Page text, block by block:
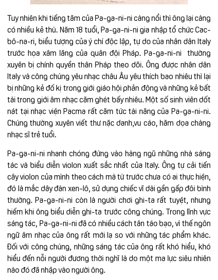
Tuy nhiên khi tiếng tăm của Pa-ga-ni-ni càng nổi thì ông lại càng
có nhiều kẻ thù. Năm 18 tuổi, Pa-ga-ni-ni gia nhập tổ chức Cac-
bô-na-ri, biểu tượng của ý chí độc lập, tự do của nhân dân Italy
trước họa xâm lăng của quân đội Pháp. Pa-ga-ni-ni thường
xuyên bị chính quyền thân Pháp theo dõi. Ông được nhân dân
Italy và công chúng yêu nhạc châu Âu yêu thích bao nhiêu thì lại
bị những kẻ đố kị trong giới giáo hội phản động và những kẻ bất
tài trong giới âm nhạc căm ghét bấy nhiêu. Một số sinh viên dốt
nát tại nhạc viện Pacma rất căm tức tài năng của Pa-ga-ni-ni.
Chúng thường xuyên viết thư nặc danh,vu cáo, hăm dọa chàng
nhạc sĩ trẻ tuổi.
Pa-ga-ni-ni nhanh chóng đứng vào hàng ngũ những nhà sáng
tác và biểu diễn violon xuất sắc nhất của Italy. Ông tự cải tiến
cây violon của mình theo cách mà từ trước chưa có ai thực hiện,
đó là mắc dây đàn xen-lô, sử dụng chiếc vĩ dài gần gấp đôi bình
thường. Pa-ga-ni-ni còn là người chơi ghi-ta rất tuyệt, nhưng
hiếm khi ông biểu diễn ghi-ta trước công chúng. Trong lĩnh vực
sáng tác, Pa-ga-ni-ni đã có nhiều cách tân táo bạo, vì thế ngôn
ngữ âm nhạc của ông rất mới lạ so với những tác phẩm khác.
Đối với công chúng, những sáng tác của ông rất khó hiểu, khó
hiểu đến nỗi người đương thời nghĩ là do một ma lực siêu nhiên
nào đó đã nhập vào người ông.